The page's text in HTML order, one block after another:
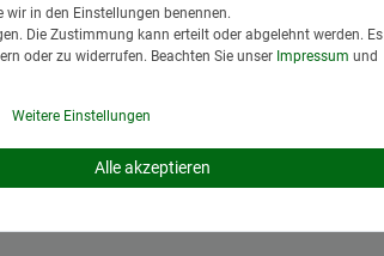
in den Einstellungen benennen.
Die Zustimmung kann erteilt oder abgelehnt werden. Es
oder zu widerrufen. Beachten Sie unser Impressum und
Weitere Einstellungen
Alle akzeptieren